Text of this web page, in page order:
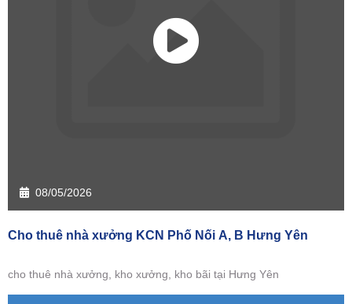
08/05/2026
Cho thuê nhà xưởng KCN Phố Nối A, B Hưng Yên
cho thuê nhà xưởng, kho xưởng, kho bãi tại Hưng Yên